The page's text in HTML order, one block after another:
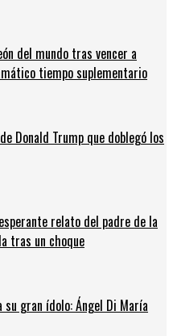
del mundo tras vencer a
tiempo suplementario
Donald Trump que doblegó los
relato del padre de la
tras un choque
gran ídolo: Ángel Di María